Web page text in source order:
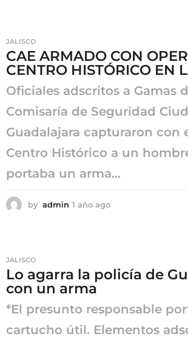
g
o
JALISCO
CAE ARMADO CON
CENTRO HISTÓRICO EN
Oficiales adscritos a Gamas
Comisaría de Seguridad
Guadalajara capturaron con
Centro Histórico a un
portaba un arma...
by admin 1 año ago
o
JALISCO
Lo agarra la policía de
con un arma
*El presunto responsable
cartucho útil. Elementos